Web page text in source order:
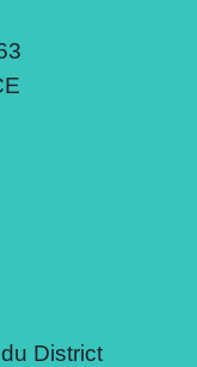
District